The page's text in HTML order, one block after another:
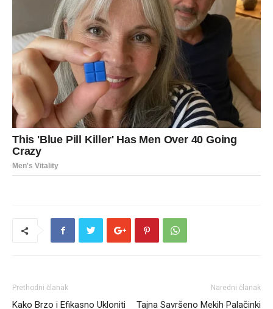
Prethodni članak
Kako Brzo i Efikasno Ukloniti
Naredni članak
Tajna Savršeno Mekih Palačinki